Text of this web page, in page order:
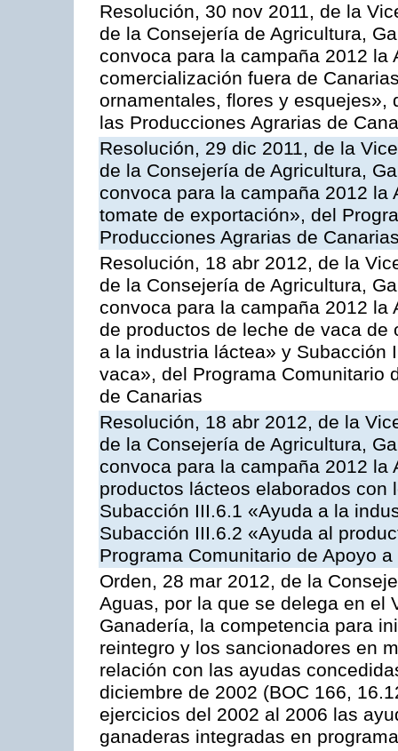
Resolución, 30 nov 2011, de la
de la Consejería de Agricultura,
convoca para la campaña 2012 la
comercialización fuera de
ornamentales, flores y esquejes»,
las Producciones Agrarias de
Resolución, 29 dic 2011, de la
de la Consejería de Agricultura,
convoca para la campaña 2012
tomate de exportación», del
Producciones Agrarias de
Resolución, 18 abr 2012, de la
de la Consejería de Agricultura,
convoca para la campaña 2012
de productos de leche de vaca
a la industria láctea» y Subacción
vaca», del Programa Comunitario
de Canarias
Resolución, 18 abr 2012, de la
de la Consejería de Agricultura,
convoca para la campaña 2012
productos lácteos elaborados
Subacción III.6.1 «Ayuda a la
Subacción III.6.2 «Ayuda al
Programa Comunitario de Apoyo
Orden, 28 mar 2012, de la
Aguas, por la que se delega en el
Ganadería, la competencia para
reintegro y los sancionadores en
relación con las ayudas
diciembre de 2002 (BOC 166,
ejercicios del 2002 al 2006 las
ganaderas integradas en